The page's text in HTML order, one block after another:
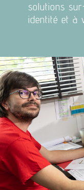
solutions
identité et à